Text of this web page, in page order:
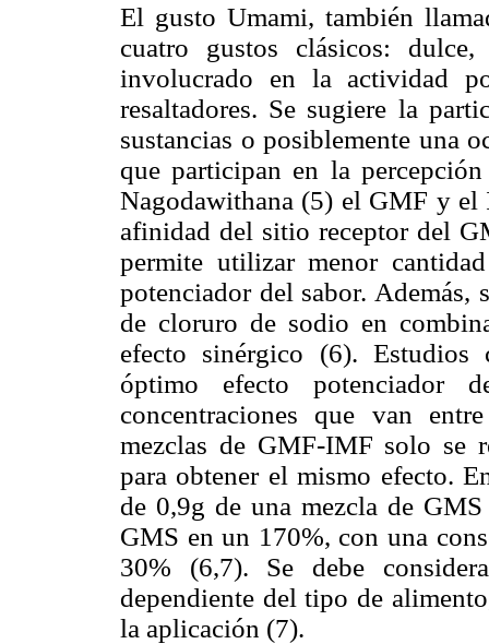
El gusto Umami, también
cuatro gustos clásicos:
involucrado en la actividad
resaltadores. Se sugiere la
sustancias o posiblemente una
que participan en la
Nagodawithana (5) el GMF y
afinidad del sitio receptor del
permite utilizar menor
potenciador del sabor. Además,
de cloruro de sodio en
efecto sinérgico (6). Estudios
óptimo efecto potenciador
concentraciones que van
mezclas de GMF-IMF solo se
para obtener el mismo efecto.
de 0,9g de una mezcla de
GMS en un 170%, con una
30% (6,7). Se debe
dependiente del tipo de
la aplicación (7).